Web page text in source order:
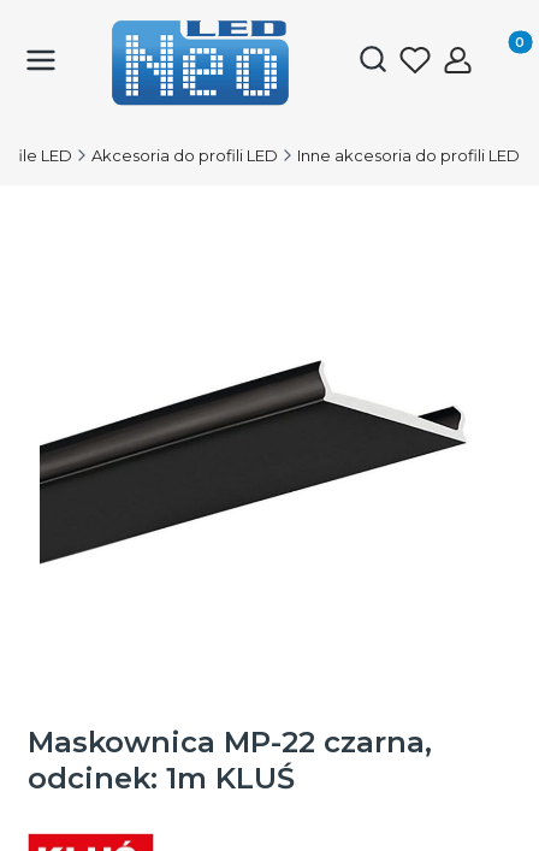
Otwórz
LED Akcesoria do profili LED Inne akcesoria do profili LED
Maskownica MP-22 czarna,
odcinek: 1m KLUŚ